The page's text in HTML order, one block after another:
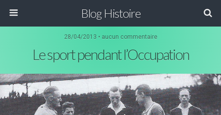
Blog Histoire
28/04/2013 • aucun commentaire
Le sport pendant l’Occupation